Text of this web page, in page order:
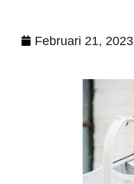
Februari 21, 2023